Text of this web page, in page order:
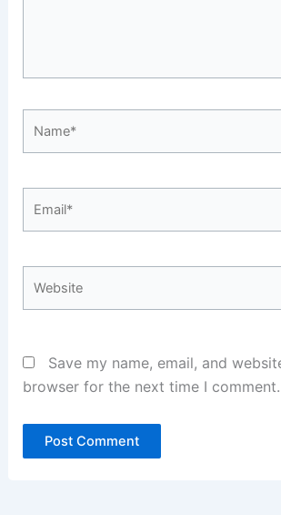
Save my name, email, and
browser for the next time I comment.